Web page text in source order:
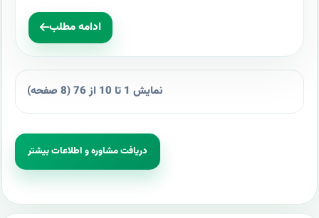
ادامه مطلب
نمایش 1 تا 10 از 76 (8 صفحه)
دریافت مشاوره و اطلاعات بیشتر